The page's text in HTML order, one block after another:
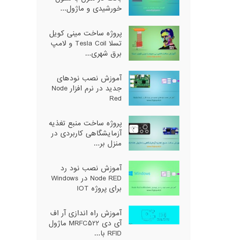
خورشیدی و ماژول...
پروژه ساخت مینی کویل
تسلا Tesla Coil و لامپ
برق شهری...
آموزش نصب نودهای
جدید در نرم افزار Node
Red
پروژه ساخت منبع تغذیه
آزمایشگاهی کاربردی در
منزل بر...
آموزش نصب نود رد
Node RED در Windows
برای پروژه IOT
آموزش راه اندازی آر اف
آی دی MRFC522 ماژول
RFID با...